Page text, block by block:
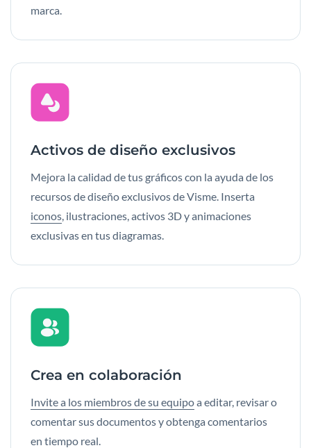
marca.
Activos de diseño exclusivos
Mejora la calidad de tus gráficos con la ayuda de los
recursos de diseño exclusivos de Visme. Inserta
iconos, ilustraciones, activos 3D y animaciones
exclusivas en tus diagramas.
Crea en colaboración
Invite a los miembros de su equipoa editar, revisar o
comentar sus documentos y obtenga comentarios
en tiempo real.